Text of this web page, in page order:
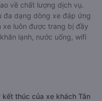
về chất lượng dịch vụ.
đa dạng dòng xe đáp ứng
xe luôn được trang bị đầy
lạnh, nước uống, wifi
thúc của xe khách Tân